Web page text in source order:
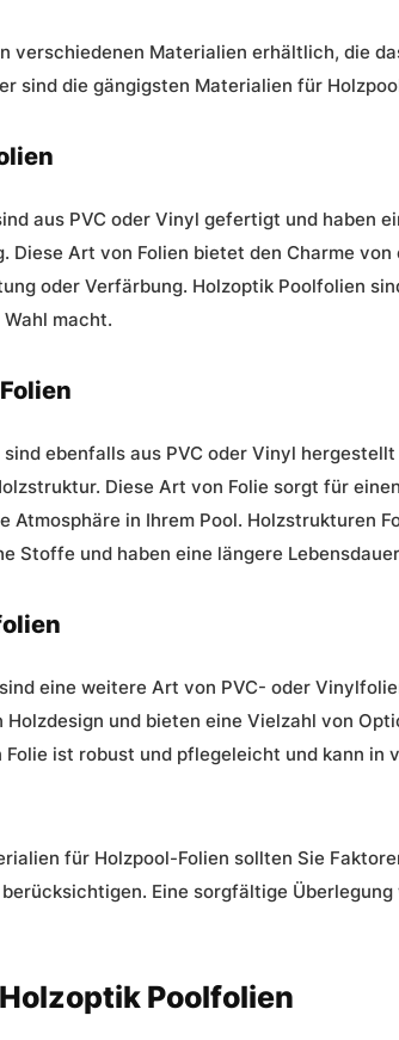
verschiedenen Materialien erhältlich, die
sind die gängigsten Materialien für
aus PVC oder Vinyl gefertigt und haben
Diese Art von Folien bietet den Charme
oder Verfärbung. Holzoptik Poolfolien
macht.
sind ebenfalls aus PVC oder Vinyl
Diese Art von Folie sorgt für
Atmosphäre in Ihrem Pool. Holzstrukturen
Stoffe und haben eine längere
sind eine weitere Art von PVC- oder
und bieten eine Vielzahl von
Folie ist robust und pflegeleicht und kann in
für Holzpool-Folien sollten Sie
Eine sorgfältige
Poolfolien